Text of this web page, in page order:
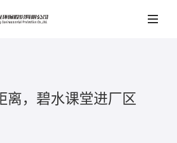
离，碧水课堂进厂区